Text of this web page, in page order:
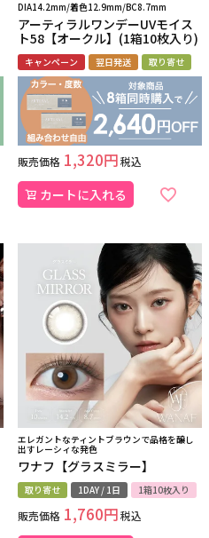
DIA14.2mm/着色12.9mm/BC8.7mm
アーティラルワンデーUVモイス
ト58【オークル】(1箱10枚入り)
キャンペーン 翌日発送 取り寄せ
販売価格 1,320 税込
カートに入れる
エレガントなティントブラウンで品格を醸し
出すレーシィな発色
ワナフ【グラスミラー】
取り寄せ 1DAY / 1日 1箱10枚入り
販売価格 1,760 税込